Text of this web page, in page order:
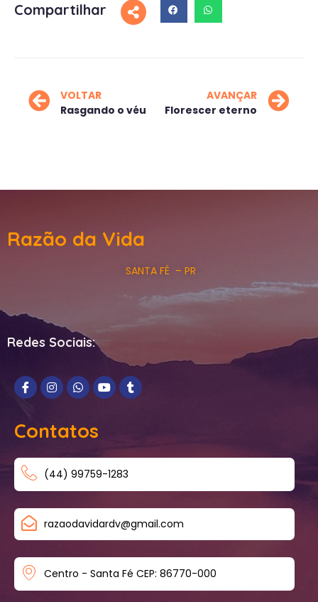
Compartilhar
VOLTAR
Rasgando o véu
AVANÇAR
Florescer eterno
Razão da Vida
SANTA FÉ – PR
Redes Sociais:
Contatos
(44) 99759-1283
razaodavidardv@gmail.com
Centro - Santa Fé CEP: 86770-000